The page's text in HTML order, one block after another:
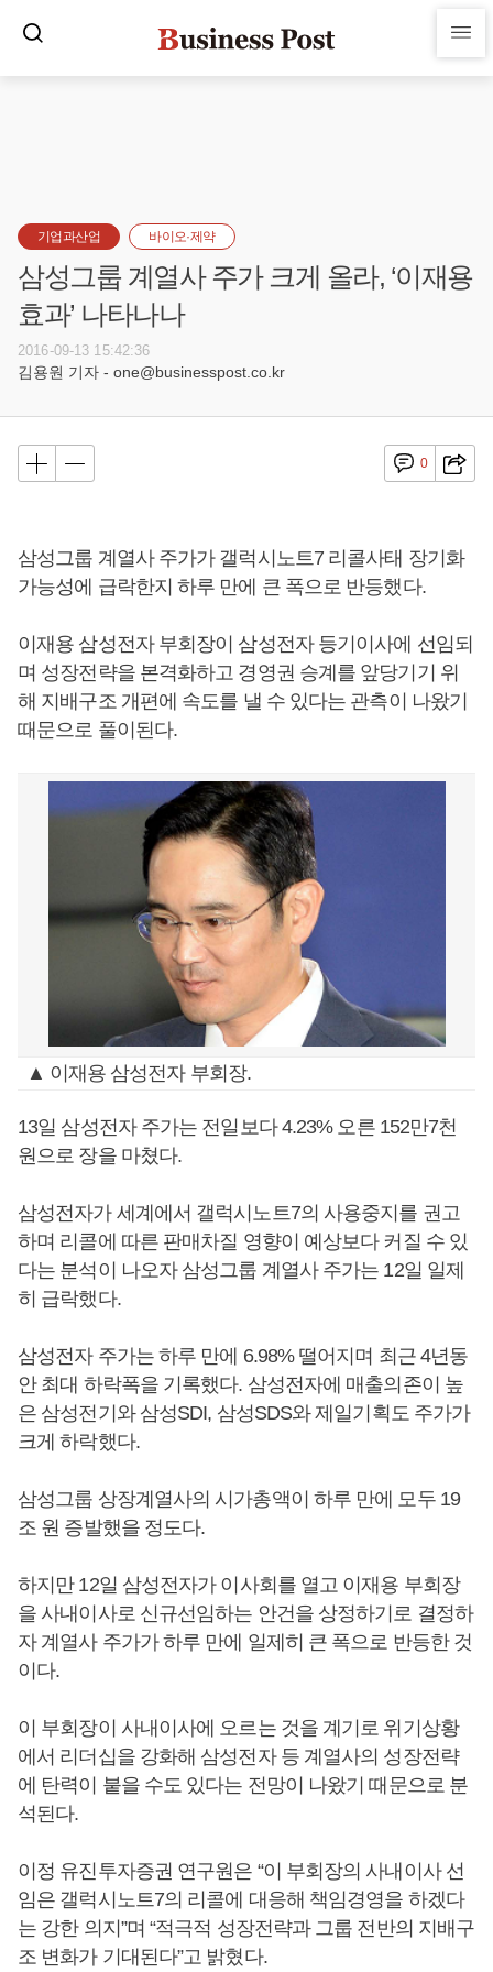
기업과산업 바이오·제약
삼성그룹 계열사 주가 크게 올라, ‘이재용
효과’ 나타나나
2016-09-13 15:42:36
김용원 기자 - one@businesspost.co.kr
0
삼성그룹 계열사 주가가 갤럭시노트7 리콜사태 장기화
가능성에 급락한지 하루 만에 큰 폭으로 반등했다.
이재용 삼성전자 부회장이 삼성전자 등기이사에 선임되
며 성장전략을 본격화하고 경영권 승계를 앞당기기 위
해 지배구조 개편에 속도를 낼 수 있다는 관측이 나왔기
때문으로 풀이된다.
▲ 이재용 삼성전자 부회장.
13일 삼성전자 주가는 전일보다 4.23% 오른 152만7천
원으로 장을 마쳤다.
삼성전자가 세계에서 갤럭시노트7의 사용중지를 권고
하며 리콜에 따른 판매차질 영향이 예상보다 커질 수 있
다는 분석이 나오자 삼성그룹 계열사 주가는 12일 일제
히 급락했다.
삼성전자 주가는 하루 만에 6.98% 떨어지며 최근 4년동
안 최대 하락폭을 기록했다. 삼성전자에 매출의존이 높
은 삼성전기와 삼성SDI, 삼성SDS와 제일기획도 주가가
크게 하락했다.
삼성그룹 상장계열사의 시가총액이 하루 만에 모두 19
조 원 증발했을 정도다.
하지만 12일 삼성전자가 이사회를 열고 이재용 부회장
을 사내이사로 신규선임하는 안건을 상정하기로 결정하
자 계열사 주가가 하루 만에 일제히 큰 폭으로 반등한 것
이다.
이 부회장이 사내이사에 오르는 것을 계기로 위기상황
에서 리더십을 강화해 삼성전자 등 계열사의 성장전략
에 탄력이 붙을 수도 있다는 전망이 나왔기 때문으로 분
석된다.
이정 유진투자증권 연구원은 “이 부회장의 사내이사 선
임은 갤럭시노트7의 리콜에 대응해 책임경영을 하겠다
는 강한 의지”며 “적극적 성장전략과 그룹 전반의 지배구
조 변화가 기대된다”고 밝혔다.